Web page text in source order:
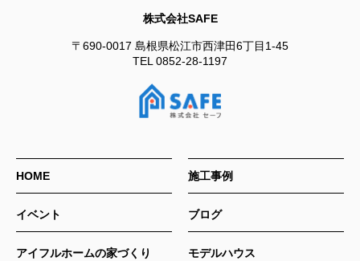
株式会社SAFE
〒690-0017 島根県松江市西津田6丁目1-45
TEL 0852-28-1197
HOME
イベント
アイフルホームの家づくり
施工事例
ブログ
モデルハウス